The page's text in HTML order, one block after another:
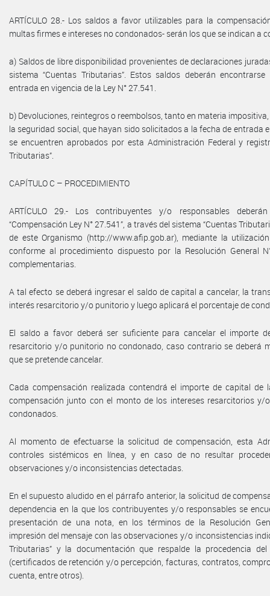
ARTÍCULO 28.- Los saldos a favor utilizables para la
multas firmes e intereses no condonados- serán los que se indican a
a) Saldos de libre disponibilidad provenientes de declaraciones
sistema “Cuentas Tributarias”. Estos saldos deberán
entrada en vigencia de la Ley N° 27.541.
b) Devoluciones, reintegros o reembolsos, tanto en materia
la seguridad social, que hayan sido solicitados a la fecha de entrada
se encuentren aprobados por esta Administración Federal y
Tributarias”.
CAPÍTULO C – PROCEDIMIENTO
ARTÍCULO 29.- Los contribuyentes y/o responsables
“Compensación Ley N° 27.541”, a través del sistema “Cuentas
de este Organismo (http://www.afip.gob.ar), mediante la
conforme al procedimiento dispuesto por la Resolución General
complementarias.
A tal efecto se deberá ingresar el saldo de capital a cancelar, la
interés resarcitorio y/o punitorio y luego aplicará el porcentaje de
El saldo a favor deberá ser suficiente para cancelar el importe
resarcitorio y/o punitorio no condonado, caso contrario se deberá
que se pretende cancelar.
Cada compensación realizada contendrá el importe de capital de
compensación junto con el monto de los intereses resarcitorios
condonados.
Al momento de efectuarse la solicitud de compensación, esta
controles sistémicos en línea, y en caso de no resultar
observaciones y/o inconsistencias detectadas.
En el supuesto aludido en el párrafo anterior, la solicitud de
dependencia en la que los contribuyentes y/o responsables se
presentación de una nota, en los términos de la Resolución
impresión del mensaje con las observaciones y/o inconsistencias
Tributarias” y la documentación que respalde la procedencia
(certificados de retención y/o percepción, facturas, contratos,
cuenta, entre otros).